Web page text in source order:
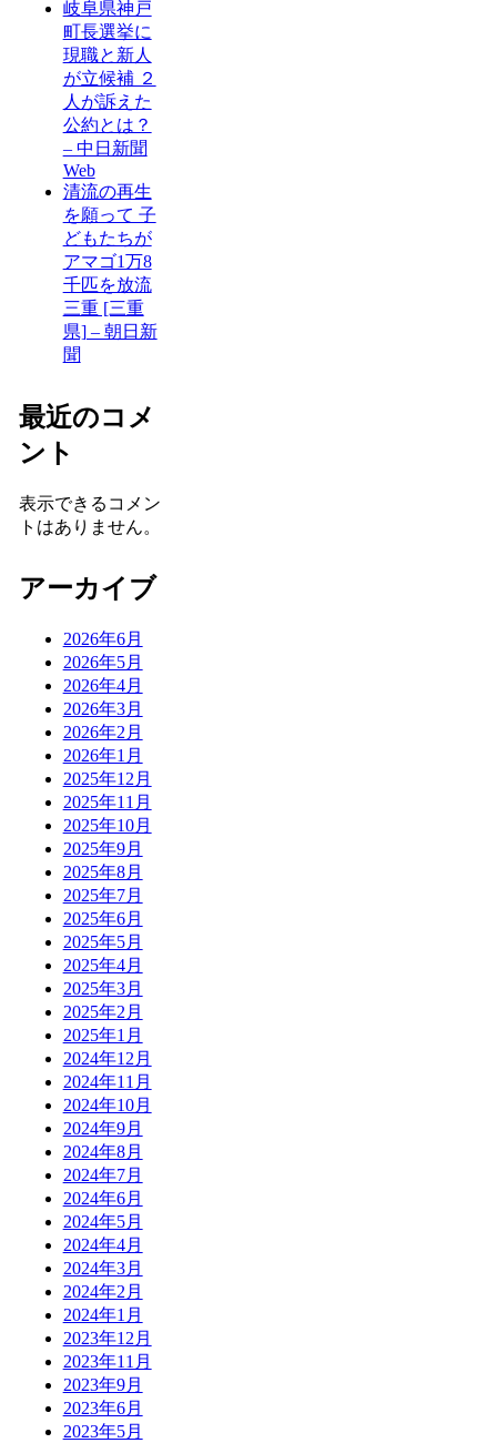
岐阜県神戸
町長選挙に
現職と新人
が立候補 ２
人が訴えた
公約とは？
– 中日新聞
Web
清流の再生
を願って 子
どもたちが
アマゴ1万8
千匹を放流
三重 [三重
県] – 朝日新
聞
最近のコメ
ント
表示できるコメン
トはありません。
アーカイブ
2026年6月
2026年5月
2026年4月
2026年3月
2026年2月
2026年1月
2025年12月
2025年11月
2025年10月
2025年9月
2025年8月
2025年7月
2025年6月
2025年5月
2025年4月
2025年3月
2025年2月
2025年1月
2024年12月
2024年11月
2024年10月
2024年9月
2024年8月
2024年7月
2024年6月
2024年5月
2024年4月
2024年3月
2024年2月
2024年1月
2023年12月
2023年11月
2023年9月
2023年6月
2023年5月